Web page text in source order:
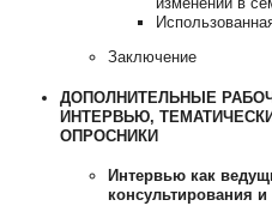
Заключение
ДОПОЛНИТЕЛЬНЫЕ
ИНТЕРВЬЮ,
ОПРОСНИКИ
Интервью как
консультирования